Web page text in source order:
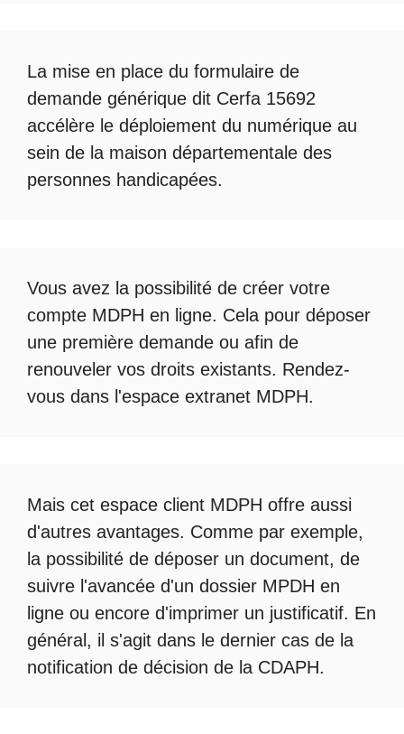
La mise en place du formulaire de
demande générique dit Cerfa 15692
accélère le déploiement du numérique au
sein de la maison départementale des
personnes handicapées.
Vous avez la possibilité de créer votre
compte MDPH en ligne. Cela pour déposer
une première demande ou afin de
renouveler vos droits existants. Rendez-
vous dans l'espace extranet MDPH.
Mais cet espace client MDPH offre aussi
d'autres avantages. Comme par exemple,
la possibilité de déposer un document, de
suivre l'avancée d'un dossier MPDH en
ligne ou encore d'imprimer un justificatif. En
général, il s'agit dans le dernier cas de la
notification de décision de la CDAPH.